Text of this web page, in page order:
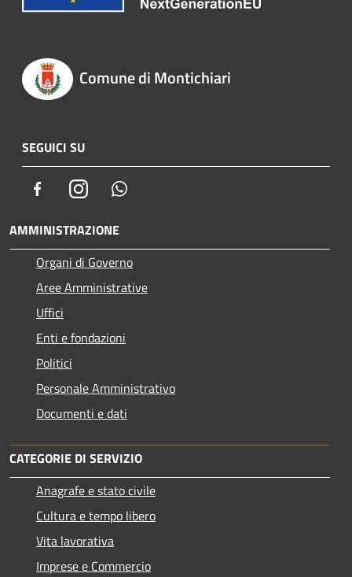
Comune di Montichiari
SEGUICI SU
FacebookInstagram
AMMINISTRAZIONE
Organi di Governo
Aree Amministrative
Uffici
Enti e fondazioni
Politici
Personale Amministrativo
Documenti e dati
CATEGORIE DI SERVIZIO
Anagrafe e stato civile
Cultura e tempo libero
Vita lavorativa
Imprese e Commercio